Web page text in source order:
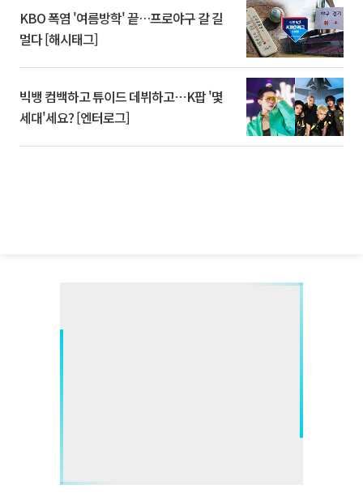
KBO 폭염 '여름방학' 끝…프로야구 갈 길
멀다 [해시태그]
빅뱅 컴백하고 튜이드 데뷔하고⋯K팝 '몇
세대'세요? [엔터로그]